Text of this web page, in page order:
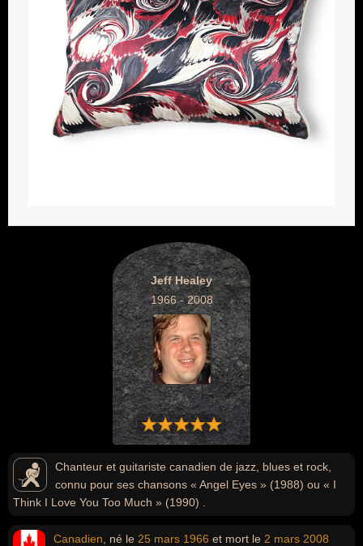
Jeff Healey
1966 - 2008
Chanteur et guitariste canadien de jazz, blues et rock,
connu pour ses chansons « Angel Eyes » (1988) ou « I
Think I Love You Too Much » (1990) .
Canadien , né le 25 mars 1966 et mort le 2 mars 2008